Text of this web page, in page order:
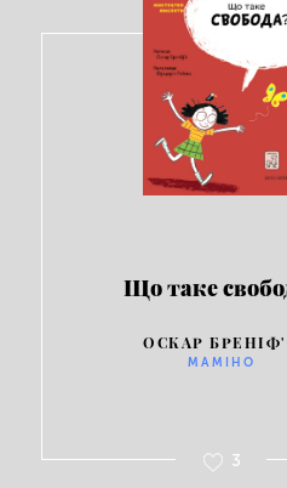
Що таке
ОСКАР
МАМІНО
3